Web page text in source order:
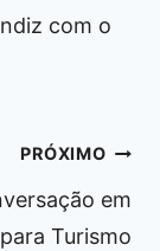
com o
PRÓXIMO
em
Turismo